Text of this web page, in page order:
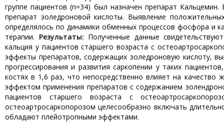
группе пациентов (n=34) был назначен препарат
препарат золедроновой кислоты. Выявление
определялось по динамики обменных процессов фосфора и
терапии. Результаты: Полученные данные
кальция у пациентов старшего возраста с
эффекты препаратов, содержащих золедроновую кислоту,
прогрессирования и развития саркопении у таких
костях в 1,6 раз, что непосредственно влияет на
эффектом применения препаратов с содержанием
пациентов старшего возраста с
остеоартросаркопорозом целесообразно включать
обладают плейотропными эффектами.